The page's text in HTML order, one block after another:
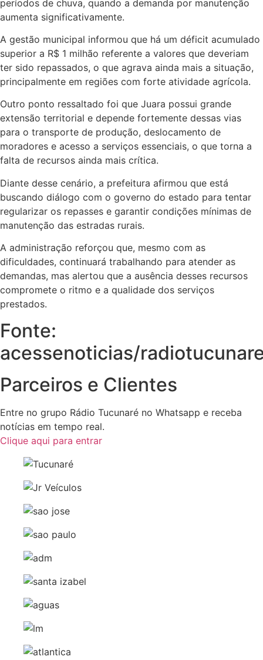
períodos de chuva, quando a demanda por manutenção
aumenta significativamente.
A gestão municipal informou que há um déficit acumulado
superior a R$ 1 milhão referente a valores que deveriam
ter sido repassados, o que agrava ainda mais a situação,
principalmente em regiões com forte atividade agrícola.
Outro ponto ressaltado foi que Juara possui grande
extensão territorial e depende fortemente dessas vias
para o transporte de produção, deslocamento de
moradores e acesso a serviços essenciais, o que torna a
falta de recursos ainda mais crítica.
Diante desse cenário, a prefeitura afirmou que está
buscando diálogo com o governo do estado para tentar
regularizar os repasses e garantir condições mínimas de
manutenção das estradas rurais.
A administração reforçou que, mesmo com as
dificuldades, continuará trabalhando para atender as
demandas, mas alertou que a ausência desses recursos
compromete o ritmo e a qualidade dos serviços
prestados.
Fonte:
acessenoticias/
Parceiros e Clientes
Entre no grupo Rádio Tucunaré no Whatsapp e receba
notícias em tempo real.
Clique aqui para entrar